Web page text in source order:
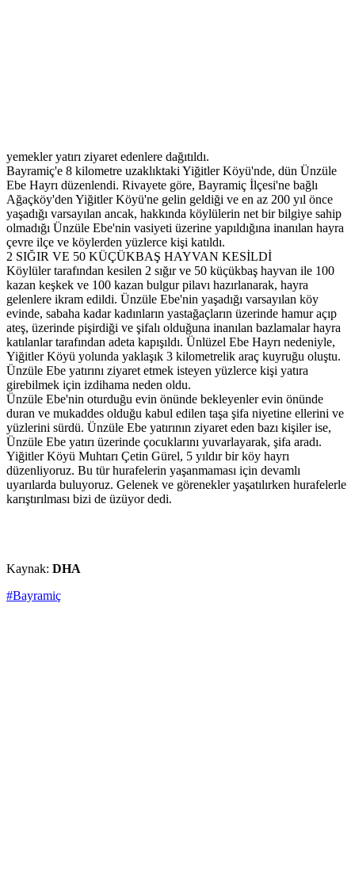
yemekler yatırı ziyaret edenlere dağıtıldı.
Bayramiç'e 8 kilometre uzaklıktaki Yiğitler Köyü'nde, dün Ünzüle
Ebe Hayrı düzenlendi. Rivayete göre, Bayramiç İlçesi'ne bağlı
Ağaçköy'den Yiğitler Köyü'ne gelin geldiği ve en az 200 yıl önce
yaşadığı varsayılan ancak, hakkında köylülerin net bir bilgiye sahip
olmadığı Ünzüle Ebe'nin vasiyeti üzerine yapıldığına inanılan hayra
çevre ilçe ve köylerden yüzlerce kişi katıldı.
2 SIĞIR VE 50 KÜÇÜKBAŞ HAYVAN KESİLDİ
Köylüler tarafından kesilen 2 sığır ve 50 küçükbaş hayvan ile 100
kazan keşkek ve 100 kazan bulgur pilavı hazırlanarak, hayra
gelenlere ikram edildi. Ünzüle Ebe'nin yaşadığı varsayılan köy
evinde, sabaha kadar kadınların yastağaçların üzerinde hamur açıp
ateş, üzerinde pişirdiği ve şifalı olduğuna inanılan bazlamalar hayra
katılanlar tarafından adeta kapışıldı. Ünlüzel Ebe Hayrı nedeniyle,
Yiğitler Köyü yolunda yaklaşık 3 kilometrelik araç kuyruğu oluştu.
Ünzüle Ebe yatırını ziyaret etmek isteyen yüzlerce kişi yatıra
girebilmek için izdihama neden oldu.
Ünzüle Ebe'nin oturduğu evin önünde bekleyenler evin önünde
duran ve mukaddes olduğu kabul edilen taşa şifa niyetine ellerini ve
yüzlerini sürdü. Ünzüle Ebe yatırının ziyaret eden bazı kişiler ise,
Ünzüle Ebe yatırı üzerinde çocuklarını yuvarlayarak, şifa aradı.
Yiğitler Köyü Muhtarı Çetin Gürel, 5 yıldır bir köy hayrı
düzenliyoruz. Bu tür hurafelerin yaşanmaması için devamlı
uyarılarda buluyoruz. Gelenek ve görenekler yaşatılırken hurafelerle
karıştırılması bizi de üzüyor dedi.
Kaynak: DHA
#Bayramiç